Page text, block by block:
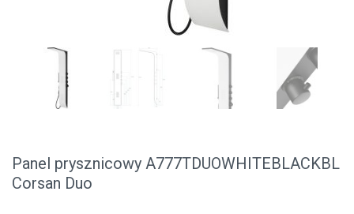
Panel prysznicowy A777TDUOWHITEBLACKBL
Corsan Duo